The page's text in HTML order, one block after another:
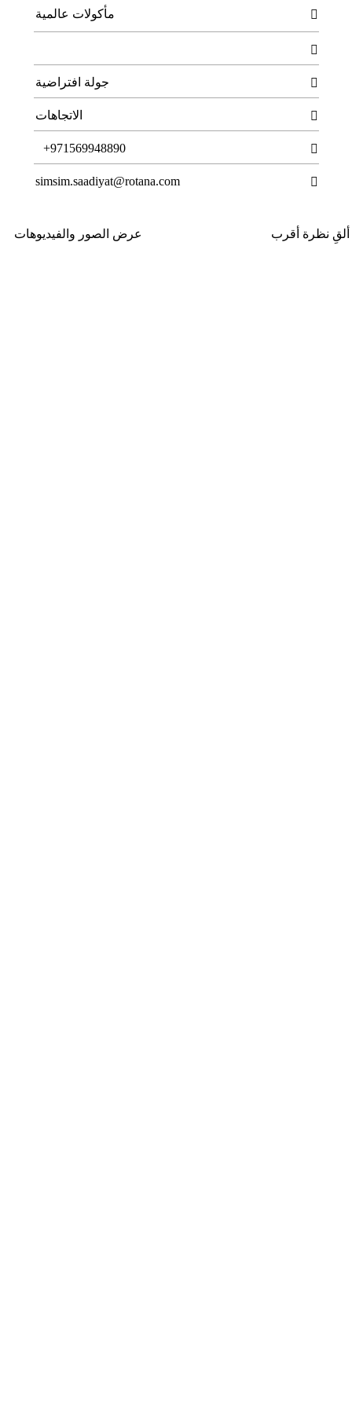
 مأكولات عالمية

 جولة افتراضية
 الاتجاهات

+971569948890

simsim.saadiyat@rotana.com
ألقِ نظرة أقرب عرض الصور والفيديوهات